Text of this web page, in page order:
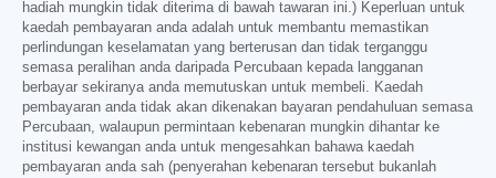
hadiah mungkin tidak diterima di bawah tawaran ini.) Keperluan untuk
kaedah pembayaran anda adalah untuk membantu memastikan
perlindungan keselamatan yang berterusan dan tidak terganggu
semasa peralihan anda daripada Percubaan kepada langganan
berbayar sekiranya anda memutuskan untuk membeli. Kaedah
pembayaran anda tidak akan dikenakan bayaran pendahuluan semasa
Percubaan, walaupun permintaan kebenaran mungkin dihantar ke
institusi kewangan anda untuk mengesahkan bahawa kaedah
pembayaran anda sah (penyerahan kebenaran tersebut bukanlah